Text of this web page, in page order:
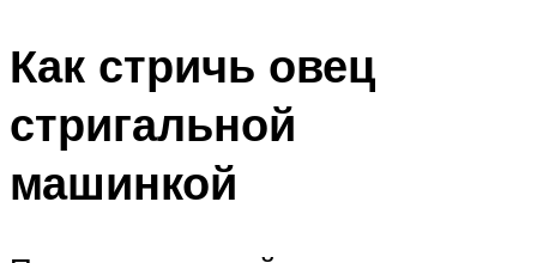
Как стричь овец
стригальной
машинкой